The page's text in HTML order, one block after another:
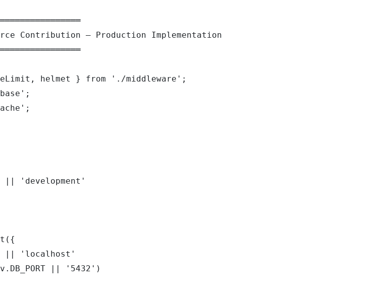
Contribution — Production Implementation
helmet } from './middleware';
|| 'development'
|| 'localhost'
|| '5432')